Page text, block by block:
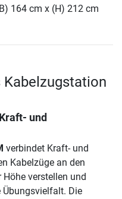
164 cm x (H) 212 cm
Kabelzugstation
und
verbindet Kraft- und
Kabelzüge an den
verstellen und
Die